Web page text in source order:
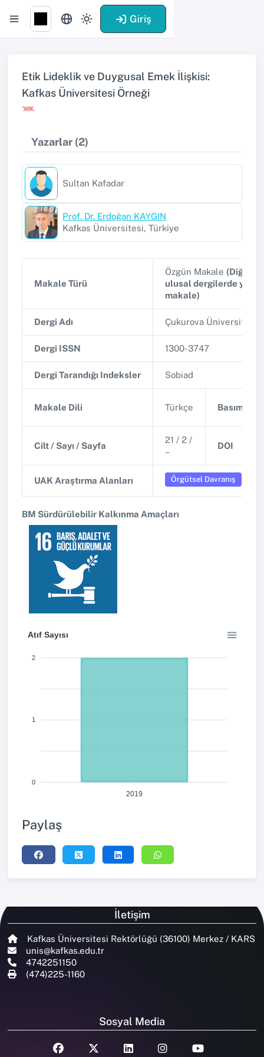
Giriş
Etik Lideklik ve Duygusal Emek İlişkisi:
Kafkas Üniversitesi Örneği
Yazarlar (2)
Sultan Kafadar
Prof. Dr. Erdoğan KAYGIN
Kafkas Üniversitesi, Türkiye
Makale Türü
Özgün Makale (Diğer
ulusal dergilerde
makale)
Dergi Adı Çukurova Üniversitesi
Dergi ISSN 1300-3747
Dergi Tarandığı Indeksler Sobiad
Makale Dili Türkçe Basım
Cilt / Sayı / Sayfa
21 / 2 /
–
DOI
UAK Araştırma Alanları Örgütsel Davranış
BM Sürdürülebilir Kalkınma Amaçları
Atıf Sayısı
2
1
0
2019
Paylaş
İletişim
Kafkas Üniversitesi Rektörlüğü (36100) Merkez / KARS
unis@kafkas.edu.tr
4742251150
(474)225-1160
Sosyal Media